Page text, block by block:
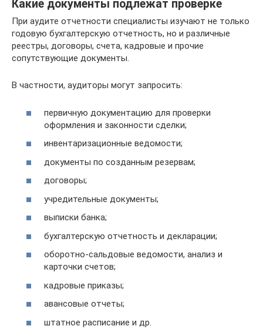
Какие документы подлежат проверке
При аудите отчетности специалисты изучают не только
годовую бухгалтерскую отчетность, но и различные
реестры, договоры, счета, кадровые и прочие
сопутствующие документы.
В частности, аудиторы могут запросить:
первичную документацию для проверки
оформления и законности сделки;
инвентаризационные ведомости;
документы по созданным резервам;
договоры;
учредительные документы;
выписки банка;
бухгалтерскую отчетность и декларации;
оборотно-сальдовые ведомости, анализ и
карточки счетов;
кадровые приказы;
авансовые отчеты;
штатное расписание и др.